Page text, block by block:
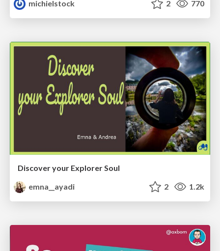
michielstock
2 770
Discover your Explorer Soul
emna__ayadi
2 1.2k